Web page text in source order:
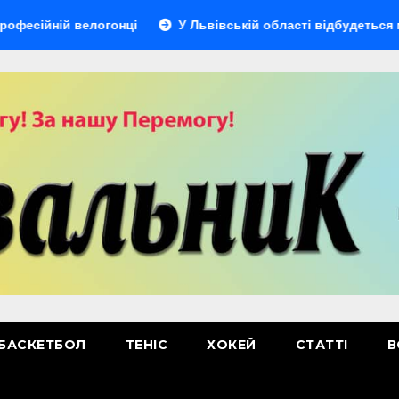
У Львівській області відбудеться
ТЕНІС ХОКЕЙ СТАТТІ